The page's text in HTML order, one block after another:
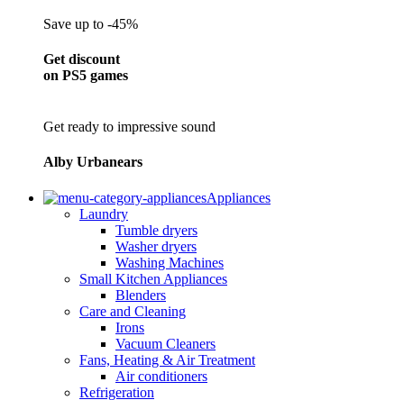
Save up to -45%
Get discount
on PS5 games
Get ready to impressive sound
Alby Urbanears
Appliances
Laundry
Tumble dryers
Washer dryers
Washing Machines
Small Kitchen Appliances
Blenders
Care and Cleaning
Irons
Vacuum Cleaners
Fans, Heating & Air Treatment
Air conditioners
Refrigeration